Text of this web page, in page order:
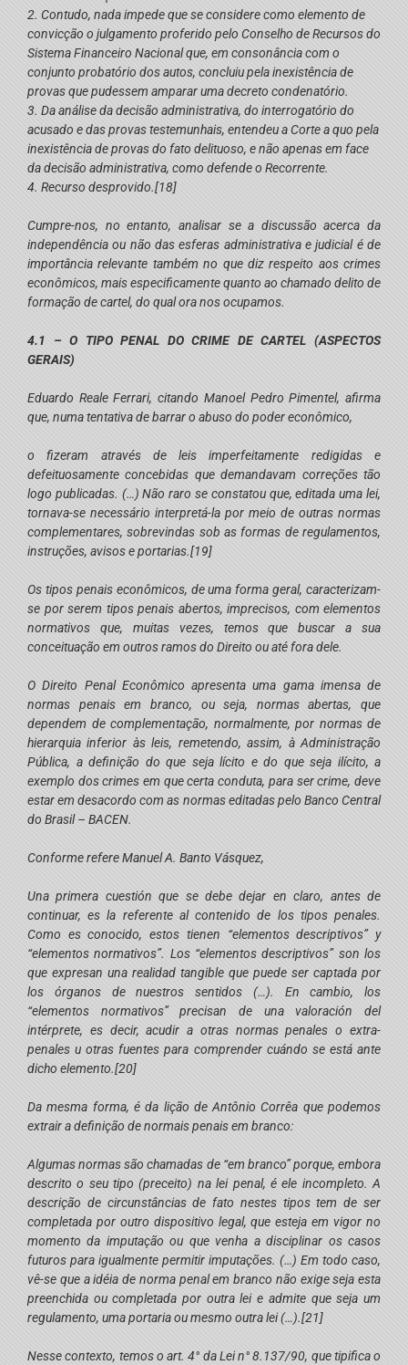
2. Contudo, nada impede que se considere como elemento de
convicção o julgamento proferido pelo Conselho de Recursos do
Sistema Financeiro Nacional que, em consonância com o
conjunto probatório dos autos, concluiu pela inexistência de
provas que pudessem amparar uma decreto condenatório.
3. Da análise da decisão administrativa, do interrogatório do
acusado e das provas testemunhais, entendeu a Cortea quopela
inexistência de provas do fato delituoso, e não apenas em face
da decisão administrativa, como defende o Recorrente.
4. Recurso desprovido.[18]
Cumpre-nos, no entanto, analisar se a discussão acerca da
independência ou não das esferas administrativa e judicial é de
importância relevante também no que diz respeito aos crimes
econômicos, mais especificamente quanto ao chamado delito de
formação de cartel, do qual ora nos ocupamos.
4.1 – O TIPO PENAL DO CRIME DE CARTEL (ASPECTOS
GERAIS)
Eduardo Reale Ferrari, citando Manoel Pedro Pimentel, afirma
que, numa tentativa de barrar o abuso do poder econômico,
o fizeram através de leis imperfeitamente redigidas e
defeituosamente concebidas que demandavam correções tão
logo publicadas. (…) Não raro se constatou que, editada uma lei,
tornava-se necessário interpretá-la por meio de outras normas
complementares, sobrevindas sob as formas de regulamentos,
instruções, avisos e portarias.[19]
Os tipos penais econômicos, de uma forma geral, caracterizam-
se por serem tipos penais abertos, imprecisos, com elementos
normativos que, muitas vezes, temos que buscar a sua
conceituação em outros ramos do Direito ou até fora dele.
O Direito Penal Econômico apresenta uma gama imensa de
normas penais em branco, ou seja, normas abertas, que
dependem de complementação, normalmente, por normas de
hierarquia inferior às leis, remetendo, assim, à Administração
Pública, a definição do que seja lícito e do que seja ilícito, a
exemplo dos crimes em que certa conduta, para ser crime, deve
estar em desacordo com as normas editadas pelo Banco Central
do Brasil – BACEN.
Conforme refere Manuel A. Banto Vásquez,
Una primera cuestión que se debe dejar en claro, antes de
continuar, es la referente al contenido de los tipos penales.
Como es conocido, estos tienen “elementos descriptivos” y
“elementos normativos”. Los “elementos descriptivos” son los
que expresan una realidad tangible que puede ser captada por
los órganos de nuestros sentidos (…). En cambio, los
“elementos normativos” precisan de una valoración del
intérprete, es decir, acudir a otras normas penales o extra-
penales u otras fuentes para comprender cuándo se está ante
dicho elemento.[20]
Da mesma forma, é da lição de Antônio Corrêa que podemos
extrair a definição de normais penais em branco:
Algumas normas são chamadas de “em branco” porque, embora
descrito o seu tipo (preceito) na lei penal, é ele incompleto. A
descrição de circunstâncias de fato nestes tipos tem de ser
completada por outro dispositivo legal, que esteja em vigor no
momento da imputação ou que venha a disciplinar os casos
futuros para igualmente permitir imputações. (…) Em todo caso,
vê-se que a idéia de norma penal em branco não exige seja esta
preenchida ou completada por outra lei e admite que seja um
regulamento, uma portaria ou mesmo outra lei (…).[21]
Nesse contexto, temos o art. 4° da Lei n° 8.137/90, que tipifica o